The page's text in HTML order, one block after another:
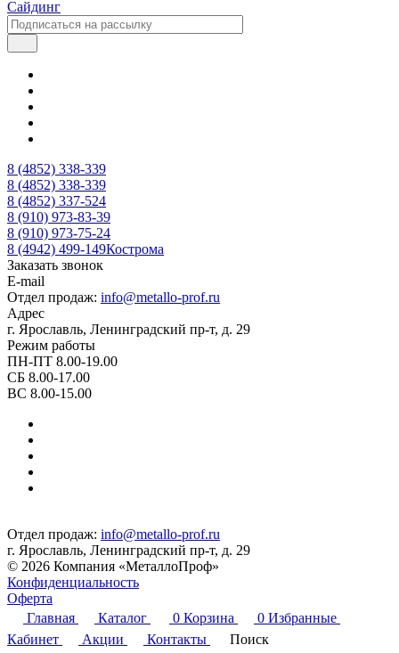
Сайдинг
8 (4852) 338-339
8 (4852) 338-339
8 (4852) 337-524
8 (910) 973-83-39
8 (910) 973-75-24
8 (4942) 499-149Кострома
Заказать звонок
E-mail
Отдел продаж: info@metallo-prof.ru
Адрес
г. Ярославль, Ленинградский пр-т, д. 29
Режим работы
ПН-ПТ 8.00-19.00
СБ 8.00-17.00
ВС 8.00-15.00
Отдел продаж: info@metallo-prof.ru
г. Ярославль, Ленинградский пр-т, д. 29
© 2026 Компания «МеталлоПроф»
Конфиденциальность
Оферта
Главная
Каталог 0 Корзина 0 Избранные
Кабинет
Акции Контакты Поиск